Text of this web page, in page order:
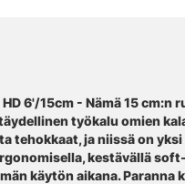
6'/15cm - Nämä 15
työkalu omien
tehokkaat, ja niissä on
kestävällä
käytön aikana. Paranna